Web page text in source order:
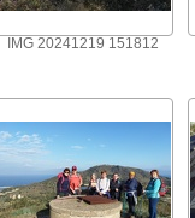
IMG 20241219 151812